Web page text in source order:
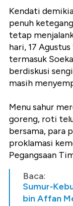
Kendati
penuh
tetap
hari, 17
termasuk
berdiskusi
masih
Menu sahur
goreng, roti
bersama, para
proklamasi
Pegangsaan
Baca:
Sumur-
bin Affan